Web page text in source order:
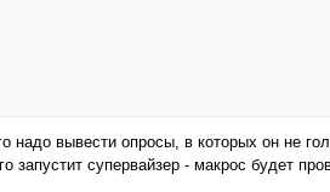
вывести опросы, в которых он не
супервайзер - макрос будет